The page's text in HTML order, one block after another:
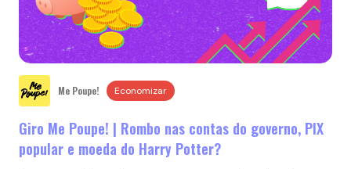
Me Poupe! Economizar
Giro Me Poupe! | Rombo nas contas do governo, PIX
popular e moeda do Harry Potter?